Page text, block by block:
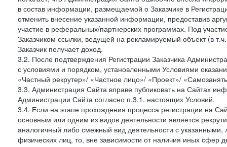
в состав информации, размещаемой о Заказчике в
отменить внесение указанной информации, предоставив
участие в реферальных/партнерских программах. Под
Заказчиком ссылки, ведущей на рекламируемый объект (в
Заказчик получает доход.
3.2. После подтверждения Регистрации Заказчика
с условиями и порядком, установленными Условиями
«Частный рекрутер»/ «Частное лицо»/ «Проект»/
3.3. Администрация Сайта вправе публиковать на Сайтах
Администрации Сайта согласно п.3.1. настоящих Условий.
3.4. Если на этапе прохождения процесса регистрации на
основным или одним из видов деятельности является
аналогичный либо смежный вид деятельности с
физических лиц, то, вне зависимости от наличия иных сфер